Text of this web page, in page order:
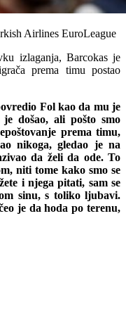
Airlines EuroLeague
izlaganja, Barcokas je
prema timu postao
Fol kao da mu je
došao, ali pošto smo
prema timu,
nikoga, gledao je na
da želi da ode. To
niti tome kako smo se
i njega pitati, sam se
sinu, s toliko ljubavi.
je da hoda po terenu,